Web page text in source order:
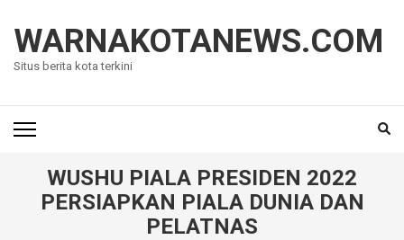
konten
(Tekan
WARNAKOTANEWS.COM
Situs berita kota terkini
WUSHU PIALA PRESIDEN 2022
PERSIAPKAN PIALA DUNIA DAN
PELATNAS